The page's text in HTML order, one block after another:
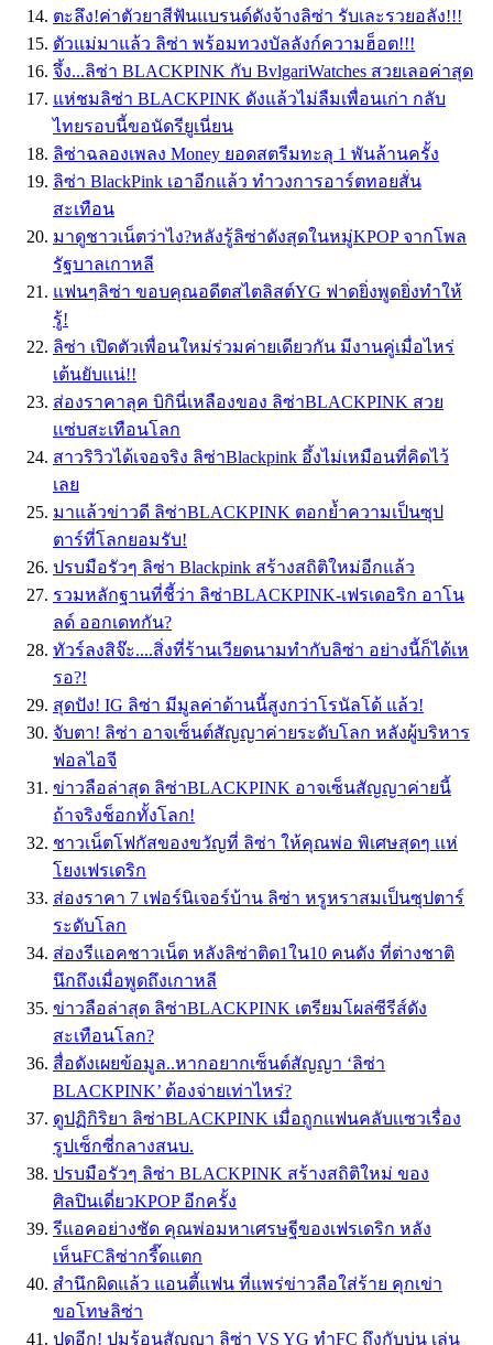
ตะลึง!ค่าตัวยาสีฟันแบรนด์ดังจ้างลิซ่า รับเละรวยอลัง!!!
ตัวแม่มาแล้ว ลิซ่า พร้อมทวงบัลลังก์ความฮ็อต!!!
จึ้ง...ลิซ่า BLACKPINK กับ BvlgariWatches สวยเลอค่าสุด
แห่ชมลิซ่า BLACKPINK ดังแล้วไม่ลืมเพื่อนเก่า กลับ
ไทยรอบนี้ขอนัดรียูเนี่ยน
ลิซ่าฉลองเพลง Money ยอดสตรีมทะลุ 1 พันล้านครั้ง
ลิซ่า BlackPink เอาอีกแล้ว ทำวงการอาร์ตทอยสั่น
สะเทือน
มาดูชาวเน็ตว่าไง?หลังรู้ลิซ่าดังสุดในหมู่KPOP จากโพล
รัฐบาลเกาหลี
แฟนๆลิซ่า ขอบคุณอดีตสไตลิสต์YG ฟาดยิ่งพูดยิ่งทำให้
รู้!
ลิซ่า เปิดตัวเพื่อนใหม่ร่วมค่ายเดียวกัน มีงานคู่เมื่อไหร่
เต้นยับเเน่!!
ส่องราคาลุค บิกินี่เหลืองของ ลิซ่าBLACKPINK สวย
เเซ่บสะเทือนโลก
สาวริวิวได้เจอจริง ลิซ่าBlackpink อึ้งไม่เหมือนที่คิดไว้
เลย
มาแล้วข่าวดี ลิซ่าBLACKPINK ตอกย้ำความเป็นซุป
ตาร์ที่โลกยอมรับ!
ปรบมือรัวๆ ลิซ่า Blackpink สร้างสถิติใหม่อีกแล้ว
รวมหลักฐานที่ชี้ว่า ลิซ่าBLACKPINK-เฟรเดอริก อาโน
ลด์ ออกเดทกัน?
ทัวร์ลงสิจ๊ะ....สิ่งที่ร้านเวียดนามทำกับลิซ่า อย่างนี้ก็ได้เห
รอ?!
สุดปัง! IG ลิซ่า มีมูลค่าด้านนี้สูงกว่าโรนัลโด้ แล้ว!
จับตา! ลิซ่า อาจเซ็นต์สัญญาค่ายระดับโลก หลังผู้บริหาร
ฟอลไอจี
ข่าวลือล่าสุด ลิซ่าBLACKPINK อาจเซ็นสัญญาค่ายนี้
ถ้าจริงช็อกทั้งโลก!
ชาวเน็ตโฟกัสของขวัญที่ ลิซ่า ให้คุณพ่อ พิเศษสุดๆ เเห่
โยงเฟรเดริก
ส่องราคา 7 เฟอร์นิเจอร์บ้าน ลิซ่า หรูหราสมเป็นซุปตาร์
ระดับโลก
ส่องรีแอคชาวเน็ต หลังลิซ่าติด1ใน10 คนดัง ที่ต่างชาติ
นึกถึงเมื่อพูดถึงเกาหลี
ข่าวลือล่าสุด ลิซ่าBLACKPINK เตรียมโผล่ซีรีส์ดัง
สะเทือนโลก?
สื่อดังเผยข้อมูล..หากอยากเซ็นต์สัญญา ‘ลิซ่า
BLACKPINK’ ต้องจ่ายเท่าไหร่?
ดูปฏิกิริยา ลิซ่าBLACKPINK เมื่อถูกเเฟนคลับเเซวเรื่อง
รูปเซ็กซี่กลางสนบ.
ปรบมือรัวๆ ลิซ่า BLACKPINK สร้างสถิติใหม่ ของ
ศิลปินเดี่ยวKPOP อีกครั้ง
รีแอคอย่างชัด คุณพ่อมหาเศรษฐีของเฟรเดริก หลัง
เห็นFCลิซ่ากรี๊ดแตก
สำนึกผิดแล้ว แอนตี้แฟน ที่แพร่ข่าวลือใส่ร้าย คุกเข่า
ขอโทษลิซ่า
ปูดอีก! ปมร้อนสัญญา ลิซ่า VS YG ทำFC ถึงกับบ่น เล่น